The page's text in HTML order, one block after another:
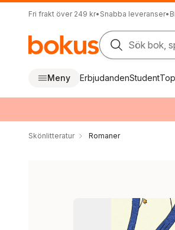
Fri frakt över 249 kr• Snabba leveranser•
Sök bok,
Meny ErbjudandenStudent
Skönlitteratur Romaner